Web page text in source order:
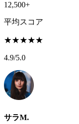
12,500+
平均スコア
★★★★★
4.9/5.0
サラM.